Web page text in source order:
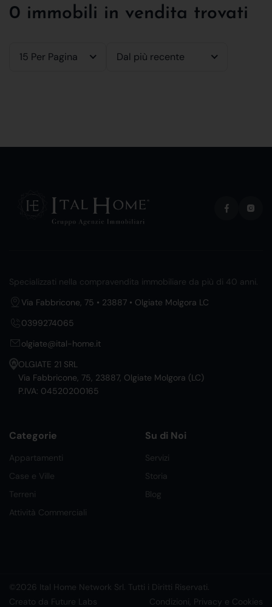
0 immobili in vendita trovati
15 Per Pagina Dal più recente
Specializzati nella compravendita immobiliare da più di 40 anni.
Via Fabbricone, 75 • 23887 • Olgiate Molgora LC
0399274065
olgiate@ital-home.it
OLGIATE 21 SRL
Via Fabbricone, 75, 23887, Olgiate Molgora (LC)
P.IVA: 04520200165
Categorie
Appartamenti
Case e Ville
Terreni
Attività Commerciali
Su di Noi
Servizi
Storia
Blog
©2026 Ital Home Network Srl. Tutti i Diritti Riservati.
Creato da Future Labs
Condizioni, Privacy e Cookies